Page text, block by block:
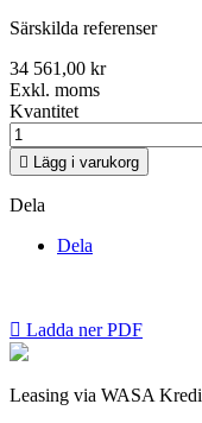
Särskilda referenser
34 561,00 kr
Exkl. moms
Kvantitet
 Lägg i varukorg
Dela
Dela
 Ladda ner PDF
Leasing via WASA